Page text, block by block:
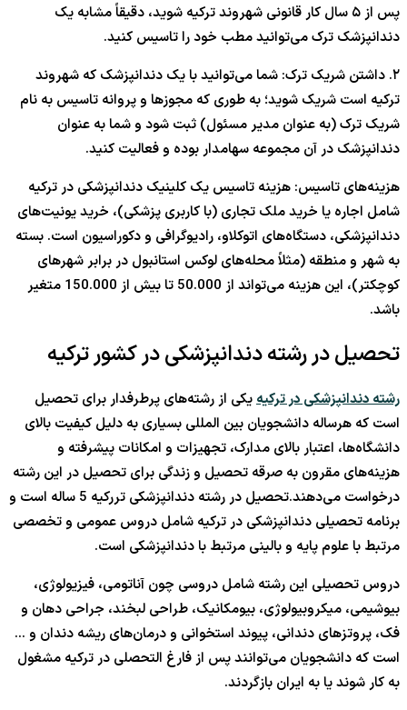
پس از ۵ سال کار قانونی شهروند ترکیه شوید، دقیقاً مشابه یک
دندانپزشک ترک می‌توانید مطب خود را تاسیس کنید.
۲. داشتن شریک ترک: شما می‌توانید با یک دندانپزشک که شهروند
ترکیه است شریک شوید؛ به طوری که مجوزها و پروانه تاسیس به نام
شریک ترک (به عنوان مدیر مسئول) ثبت شود و شما به عنوان
دندانپزشک در آن مجموعه سهامدار بوده و فعالیت کنید.
هزینه‌های تاسیس: هزینه تاسیس یک کلینیک دندانپزشکی در ترکیه
شامل اجاره یا خرید ملک تجاری (با کاربری پزشکی)، خرید یونیت‌های
دندانپزشکی، دستگاه‌های اتوکلاو، رادیوگرافی و دکوراسیون است. بسته
به شهر و منطقه (مثلاً محله‌های لوکس استانبول در برابر شهرهای
کوچکتر)، این هزینه می‌تواند از 50.000 تا بیش از 150.000 متغیر
باشد.
تحصیل در رشته دندانپزشکی در کشور ترکیه
رشته دندانپزشکی در ترکیهیکی از رشته‌های پرطرفدار برای تحصیل
است که هرساله دانشجویان بین المللی بسیاری به دلیل کیفیت بالای
دانشگاه‌ها، اعتبار بالای مدارک، تجهیزات و امکانات پیشرفته و
هزینه‌های مقرون به صرقه تحصیل و زندگی برای تحصیل در این رشته
درخواست می‌دهند.تحصیل در رشته دندانپزشکی تررکیه 5 ساله است و
برنامه تحصیلی دندانپزشکی در ترکیه شامل دروس عمومی و تخصصی
مرتبط با علوم پایه و بالینی مرتبط با دندانپزشکی است.
دروس تحصیلی این رشته شامل دروسی چون آناتومی، فیزیولوژی،
بیوشیمی، میکروبیولوژی، بیومکانیک، طراحی لبخند، جراحی دهان و
فک، پروتزهای دندانی، پیوند استخوانی و درمان‌های ریشه دندان و …
است که دانشجویان می‌توانند پس از فارغ التحصلی در ترکیه مشغول
به کار شوند یا به ایران بازگردند.